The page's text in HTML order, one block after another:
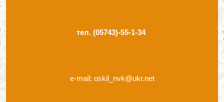
тел. (05743)-55-1-34
e-mail: oskil_nvk@ukr.net